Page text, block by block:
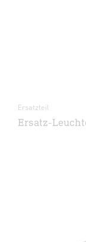
Ersatzteil
Ersatz-